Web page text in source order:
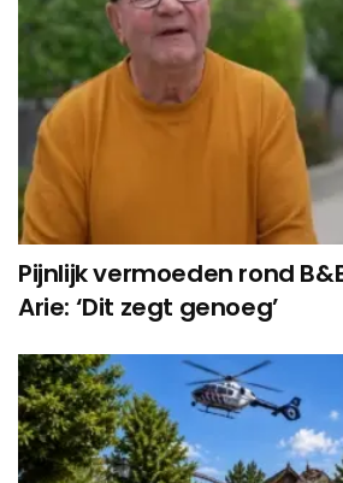
Pijnlijk vermoeden rond
Arie: ‘Dit zegt genoeg’